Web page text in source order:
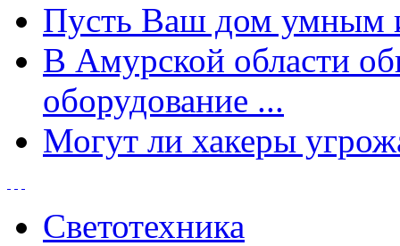
Пусть Ваш дом умным
В Амурской области
оборудование ...
Могут ли хакеры
Светотехника